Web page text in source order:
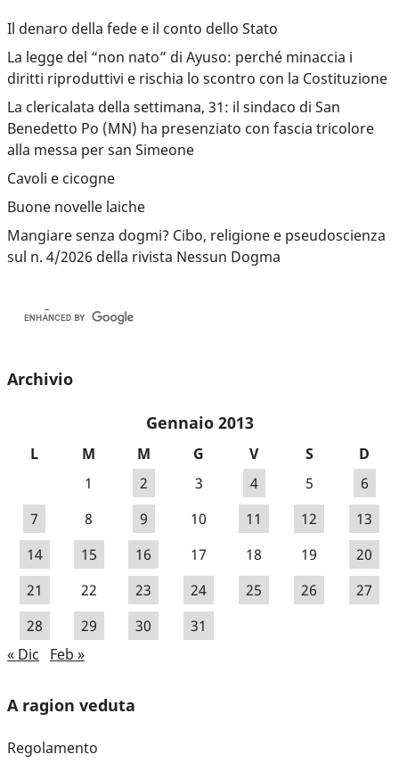
Il denaro della fede e il conto dello Stato
La legge del “non nato” di Ayuso: perché minaccia i
diritti riproduttivi e rischia lo scontro con la Costituzione
La clericalata della settimana, 31: il sindaco di San
Benedetto Po (MN) ha presenziato con fascia tricolore
alla messa per san Simeone
Cavoli e cicogne
Buone novelle laiche
Mangiare senza dogmi? Cibo, religione e pseudoscienza
sul n. 4/2026 della rivista Nessun Dogma
Archivio
Gennaio 2013
L M M G V S
D
1
2 3 4 5
6
7
8 9 10 11 12
13
14
15 16 17 18 19
20
21
22 23 24 25 26
27
28
29 30
31
« Dic
Feb »
A ragion veduta
Regolamento